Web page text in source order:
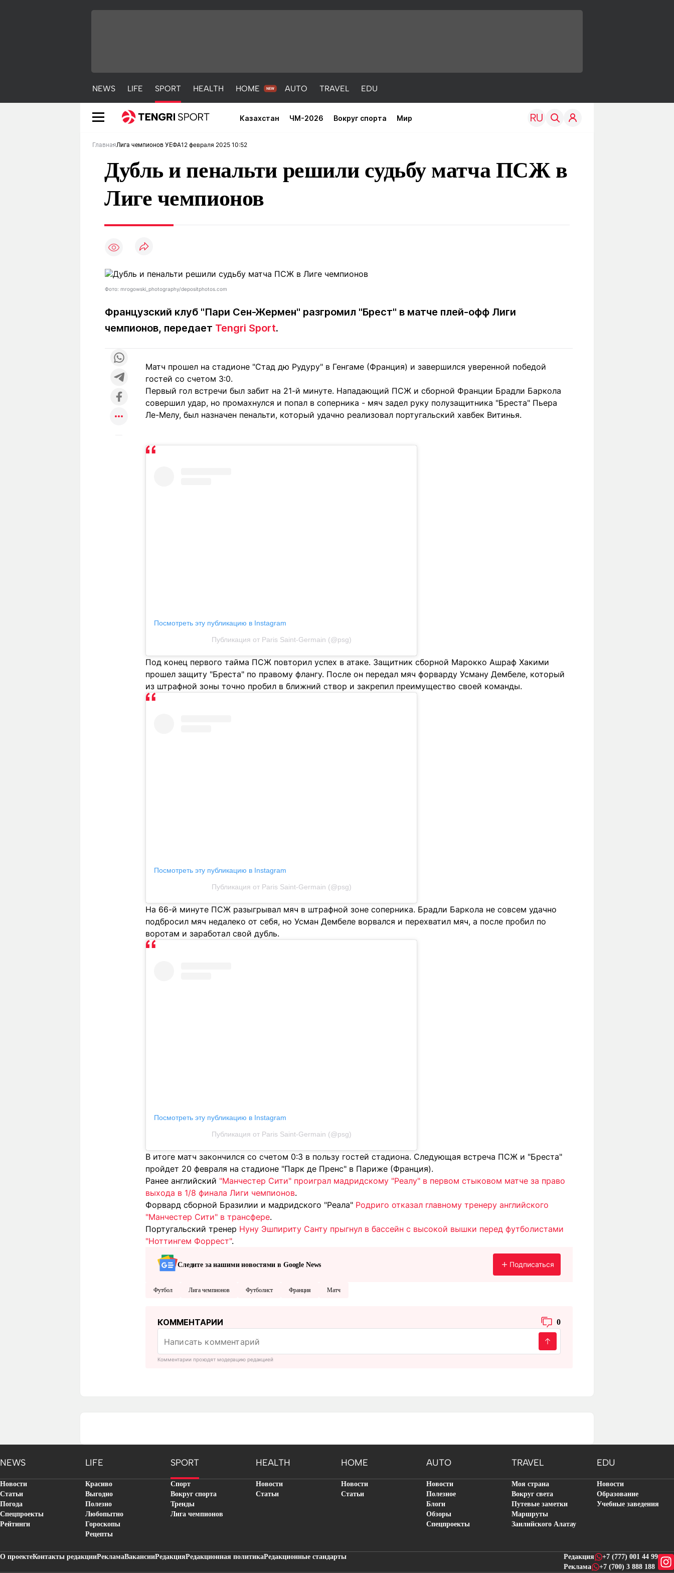
NEWS LIFE SPORT HEALTH HOME AUTO TRAVEL EDU
Казахстан ЧМ-2026 Вокруг спорта Мир
NEWS
Погода
Рейтинги
Гороскопы
Рецепты
чемпионов
+7 (777) 001 44 99
Реклама
+7 (700) 3 888 188
ГлавнаяЛига чемпионов УЕФА12 февраля 2025 10:52
Дубль и пенальти решили судьбу матча ПСЖ в
Лиге чемпионов
Фото: mrogowski_photography/depositphotos.com
Французский клуб "Пари Сен-Жермен" разгромил "Брест" в матче плей-офф Лиги
чемпионов, передает Tengri Sport.
Матч прошел на стадионе "Стад дю Рудуру" в Генгаме (Франция) и завершился уверенной победой
гостей со счетом 3:0.
Первый гол встречи был забит на 21-й минуте. Нападающий ПСЖ и сборной Франции Брадли Баркола
совершил удар, но промахнулся и попал в соперника - мяч задел руку полузащитника "Бреста" Пьера
Ле-Мелу, был назначен пенальти, который удачно реализовал португальский хавбек Витинья.
Посмотреть эту публикацию в Instagram
Публикация от Paris Saint-Germain (@psg)
Под конец первого тайма ПСЖ повторил успех в атаке. Защитник сборной Марокко Ашраф Хакими
прошел защиту "Бреста" по правому флангу. После он передал мяч форварду Усману Дембеле, который
из штрафной зоны точно пробил в ближний створ и закрепил преимущество своей команды.
Посмотреть эту публикацию в Instagram
Публикация от Paris Saint-Germain (@psg)
На 66-й минуте ПСЖ разыгрывал мяч в штрафной зоне соперника. Брадли Баркола не совсем удачно
подбросил мяч недалеко от себя, но Усман Дембеле ворвался и перехватил мяч, а после пробил по
воротам и заработал свой дубль.
Посмотреть эту публикацию в Instagram
Публикация от Paris Saint-Germain (@psg)
В итоге матч закончился со счетом 0:3 в пользу гостей стадиона. Следующая встреча ПСЖ и "Бреста"
пройдет 20 февраля на стадионе "Парк де Пренс" в Париже (Франция).
Ранее английский "Манчестер Сити" проиграл мадридскому "Реалу" в первом стыковом матче за право
выхода в 1/8 финала Лиги чемпионов.
Форвард сборной Бразилии и мадридского "Реала" Родриго отказал главному тренеру английского
"Манчестер Сити" в трансфере.
Португальский тренер Нуну Эшпириту Санту прыгнул в бассейн с высокой вышки перед футболистами
"Ноттингем Форрест".
Следите за нашими новостями в Google News Подписаться
Футбол Лига чемпионов Футболист Франция Матч
КОММЕНТАРИИ 0
Комментарии проходят модерацию редакцией
NEWS LIFE SPORT HEALTH HOME AUTO TRAVEL EDU
Новости
Статьи
Погода
Спецпроекты
Рейтинги
Красиво
Выгодно
Полезно
Любопытно
Гороскопы
Рецепты
Спорт
Вокруг спорта
Тренды
Лига чемпионов
Новости
Статьи
Новости
Статьи
Новости
Полезное
Блоги
Обзоры
Спецпроекты
Моя страна
Вокруг света
Путевые заметки
Маршруты
Заилийского Алатау
Новости
Образование
Учебные заведения
О проектеКонтакты редакцииРекламаВакансииРедакцияРедакционная политикаРедакционные стандарты Редакция
+7 (777) 001 44 99
Реклама
+7 (700) 3 888 188